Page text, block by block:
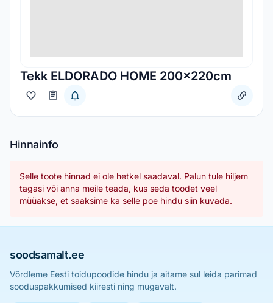
Tekk ELDORADO HOME 200x220cm
Hinnainfo
Selle toote hinnad ei ole hetkel saadaval. Palun tule hiljem
tagasi või anna meile teada, kus seda toodet veel
müüakse, et saaksime ka selle poe hindu siin kuvada.
soodsamalt.ee
Võrdleme Eesti toidupoodide hindu ja aitame sul leida parimad
sooduspakkumised kiiresti ning mugavalt.